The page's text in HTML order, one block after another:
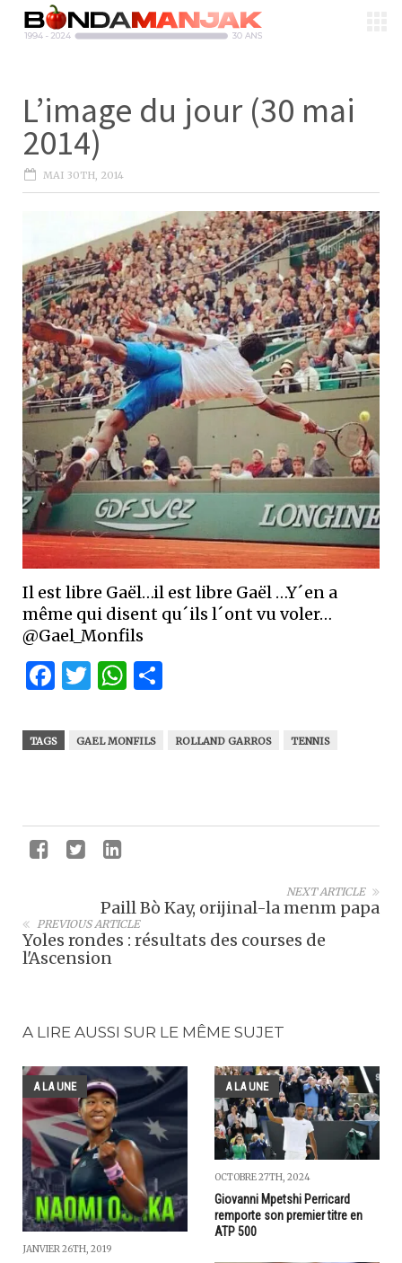
L’image du jour (30 mai
2014)
MAI 30TH, 2014
Il est libre Gaël…il est libre Gaël …Y´en a
même qui disent qu´ils l´ont vu voler…
@Gael_Monfils
Facebook
Twitter
WhatsApp
TAGS GAEL MONFILS ROLLAND GARROS TENNIS
NEXT ARTICLE
Paill Bò Kay, orijinal-la menm papa
PREVIOUS ARTICLE
Yoles rondes : résultats des courses de
l'Ascension
A LIRE AUSSI SUR LE MÊME SUJET
A LA UNE
JANVIER 26TH, 2019
A LA UNE
OCTOBRE 27TH, 2024
Giovanni Mpetshi Perricard
remporte son premier titre en
ATP 500